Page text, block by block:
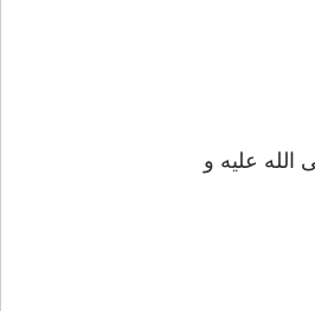
عليه و